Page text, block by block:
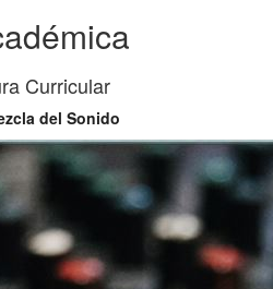
Curricular
del Sonido